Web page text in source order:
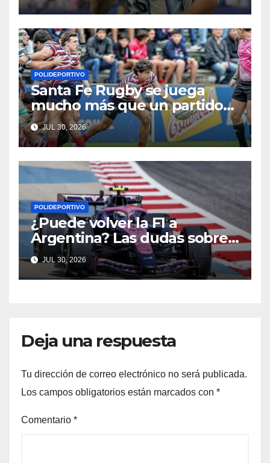
POLIDEPORTIVO
Santa Fe Rugby se juega
mucho más que un partido
en Córdoba
JUL 30, 2026
POLIDEPORTIVO
¿Puede volver la F1 a
Argentina? Las dudas sobre
Qatar y Abu Dabi reavivan la
ilusión
JUL 30, 2026
Deja una respuesta
Tu dirección de correo electrónico no será publicada.
Los campos obligatorios están marcados con *
Comentario *